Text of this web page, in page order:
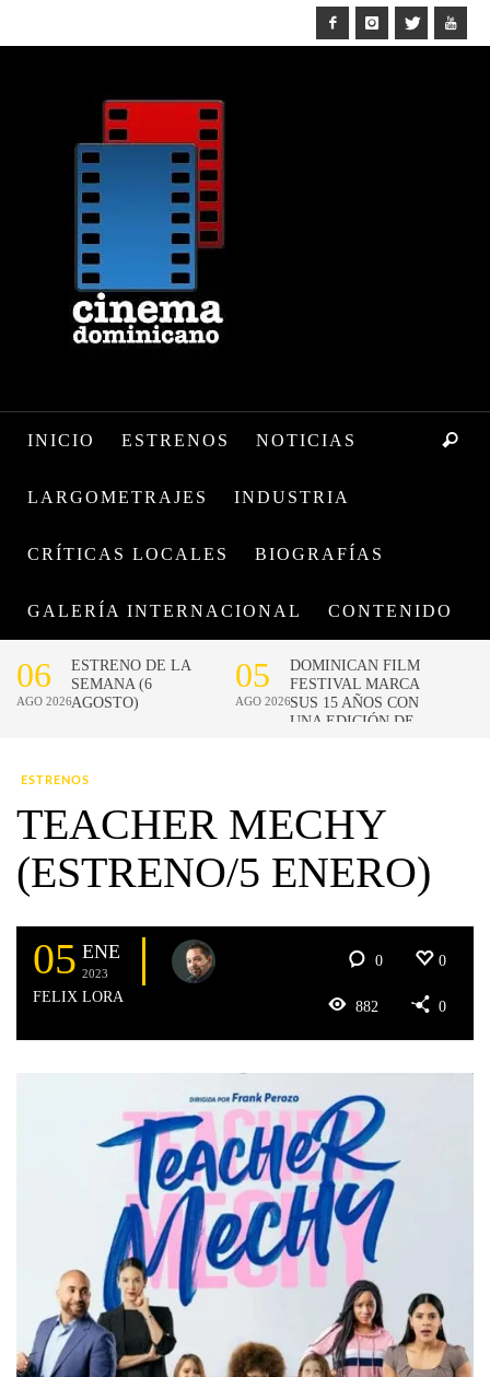
INICIO ESTRENOS NOTICIAS
LARGOMETRAJES INDUSTRIA
CRÍTICAS LOCALES BIOGRAFÍAS
GALERÍA INTERNACIONAL CONTENIDO
ESTRENOS
TEACHER MECHY
(ESTRENO/5 ENERO)
05 ENE
2023
FELIX LORA
0 0
882 0